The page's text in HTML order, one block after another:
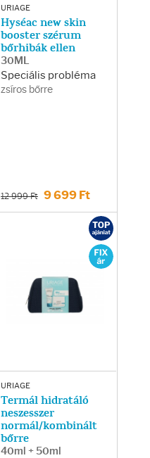
URIAGE
Hyséac new skin
booster szérum
bőrhibák ellen
30ML
Speciális probléma
zsíros bőrre
12 999 Ft 9 699 Ft
URIAGE
Termál hidratáló
neszesszer
normál/kombinált
bőrre
40ml + 50ml